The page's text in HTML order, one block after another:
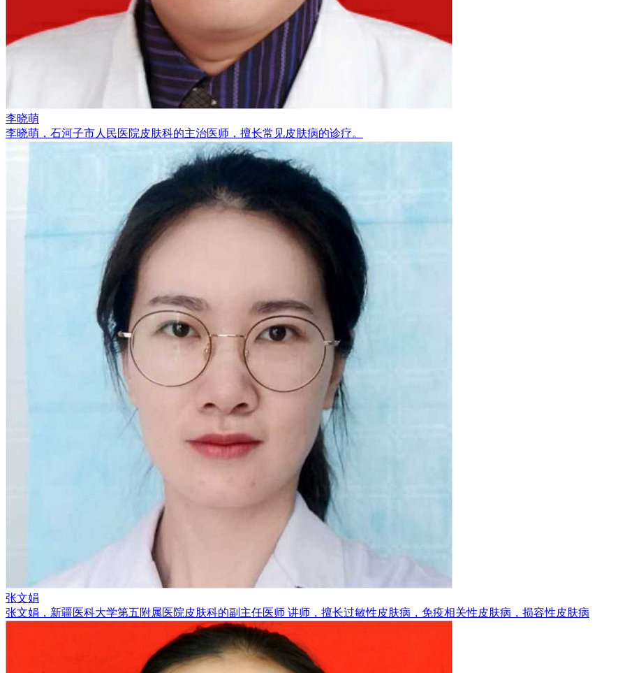
李晓萌
李晓萌，石河子市人民医院皮肤科的主治医师，擅长常见皮肤病的诊疗。
张文娟
张文娟，新疆医科大学第五附属医院皮肤科的副主任医师 讲师，擅长过敏性皮肤病，免疫相关性皮肤病，损容性皮肤病